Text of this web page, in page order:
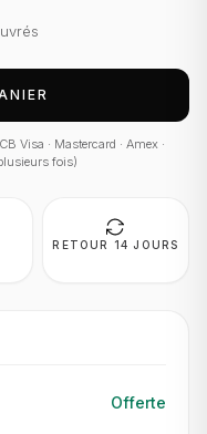
Visa · Mastercard · Amex ·
fois)
RETOUR 14 JOURS
Offerte